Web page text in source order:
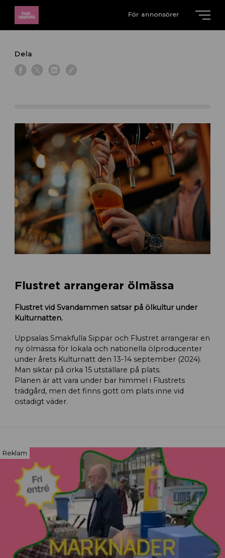
För annonsörer
Dela
Flustret arrangerar ölmässa
Flustret vid Svandammen satsar på ölkultur under
Kulturnatten.
Uppsalas Smakfulla Sippar och Flustret arrangerar en
ny ölmässa för lokala och nationella ölproducenter
under årets Kulturnatt den 13-14 september (2024).
Man siktar på cirka 15 utställare på plats.
Planen är att vara under bar himmel i Flustrets
trädgård, men det finns gott om plats inne vid
ostadigt väder.
Reklam